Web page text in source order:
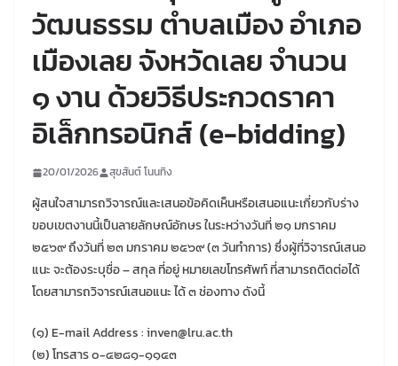
วัฒนธรรม ตำบลเมือง อำเภอ
เมืองเลย จังหวัดเลย จำนวน
๑ งาน ด้วยวิธีประกวดราคา
อิเล็กทรอนิกส์ (e-bidding)
20/01/2026 สุขสันต์ โนนทิง
ผู้สนใจสามารถวิจารณ์และเสนอข้อคิดเห็นหรือเสนอแนะเกี่ยวกับร่าง
ขอบเขตงานนี้เป็นลายลักษณ์อักษร ในระหว่างวันที่ ๒๑ มกราคม
๒๕๖๙ ถึงวันที่ ๒๓ มกราคม ๒๕๖๙ (๓ วันทำการ) ซึ่งผู้ที่วิจารณ์เสนอ
แนะ จะต้องระบุชื่อ – สกุล ที่อยู่ หมายเลขโทรศัพท์ ที่สามารถติดต่อได้
โดยสามารถวิจารณ์เสนอแนะ ได้ ๓ ช่องทาง ดังนี้
(๑) E-mail Address : inven@lru.ac.th
(๒) โทรสาร ๐-๔๒๘๑-๑๑๔๓